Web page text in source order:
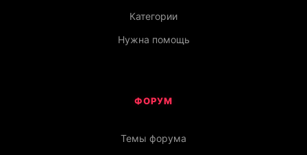
Категории
Нужна помощь
ФОРУМ
Темы форума